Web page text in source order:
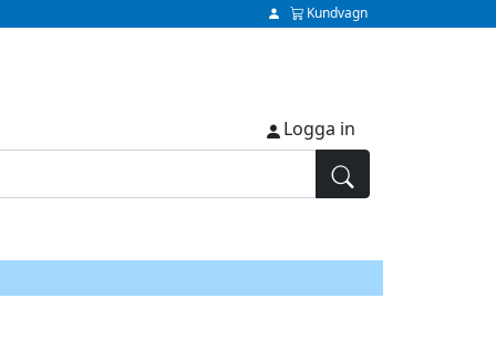
Kundvagn
Logga in